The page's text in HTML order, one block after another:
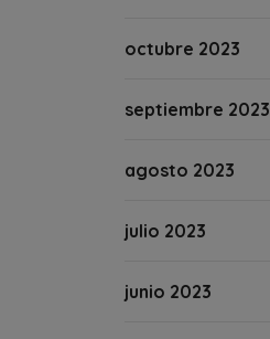
octubre 2023
septiembre 2023
agosto 2023
julio 2023
junio 2023